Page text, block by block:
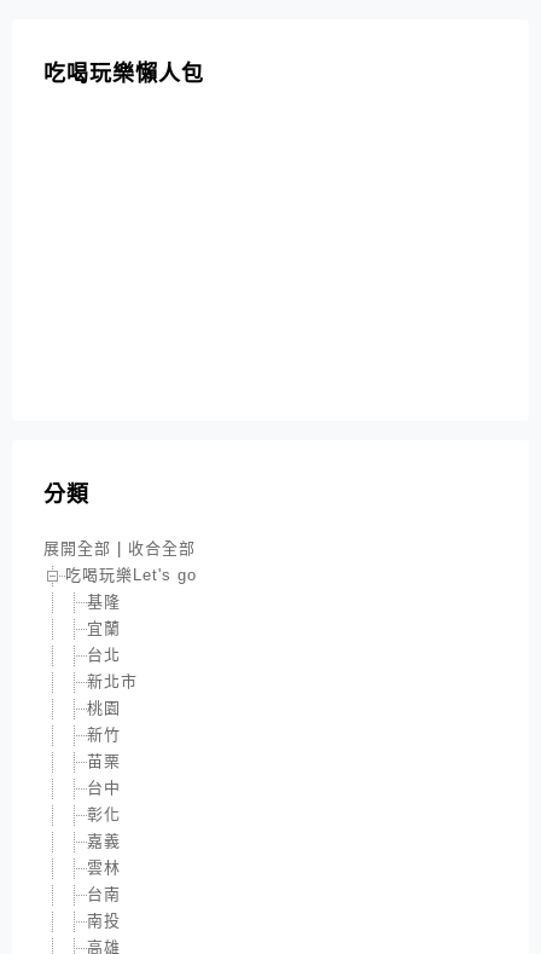
吃喝玩樂懶人包
分類
展開全部
收合全部
吃喝玩樂Let's go
基隆
宜蘭
台北
新北市
桃園
新竹
苗栗
台中
彰化
嘉義
雲林
台南
南投
高雄